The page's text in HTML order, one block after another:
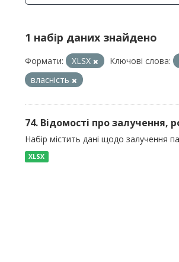
1 набір даних знайдено
Формати: XLSX Ключові слова:
власність
74. Відомості про залучення,
Набір містить дані щодо залучення
XLSX